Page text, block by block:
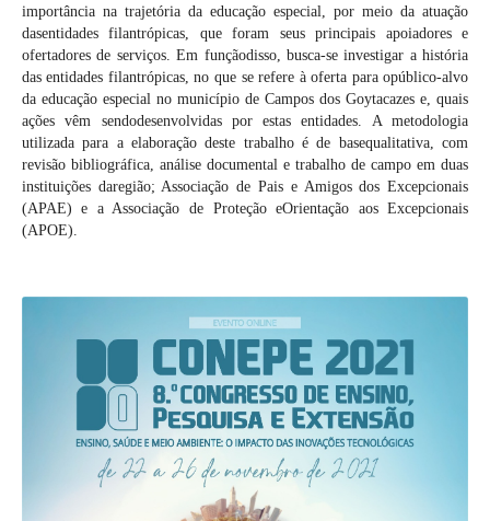
importância na trajetória da educação especial, por meio da atuação
dasentidades filantrópicas, que foram seus principais apoiadores e
ofertadores de serviços. Em funçãodisso, busca-se investigar a história
das entidades filantrópicas, no que se refere à oferta para opúblico-alvo
da educação especial no município de Campos dos Goytacazes e, quais
ações vêm sendodesenvolvidas por estas entidades. A metodologia
utilizada para a elaboração deste trabalho é de basequalitativa, com
revisão bibliográfica, análise documental e trabalho de campo em duas
instituições daregião; Associação de Pais e Amigos dos Excepcionais
(APAE) e a Associação de Proteção eOrientação aos Excepcionais
(APOE).